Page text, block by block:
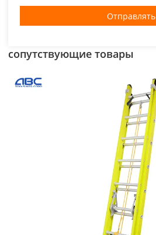
Отправлять
сопутствующие товары